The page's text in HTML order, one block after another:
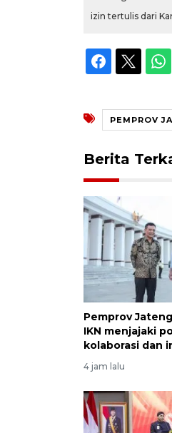
izin tertulis dari
PEMPROV
Berita
Pemprov
IKN menjajaki
kolaborasi dan
4 jam lalu